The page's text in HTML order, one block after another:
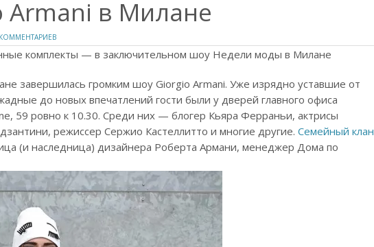
Armani в Милане
комплекты — в заключительном шоу Недели моды в Милане
завершилась громким шоу Giorgio Armani. Уже изрядно уставшие от
до новых впечатлений гости были у дверей главного офиса
59 ровно к 10.30. Среди них — блогер Кьяра Ферраньи, актрисы
режиссер Сержио Кастеллитто и многие другие. Семейный клан
(и наследница) дизайнера Роберта Армани, менеджер Дома по